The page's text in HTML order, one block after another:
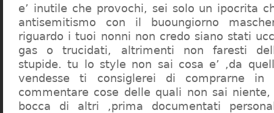
e’ inutile che provochi, sei solo un ipocrita
antisemitismo con il buoungiorno
riguardo i tuoi nonni non credo siano stati
gas o trucidati, altrimenti non faresti
stupide. tu lo style non sai cosa e’ ,da
vendesse ti consiglerei di comprarne in
commentare cose delle quali non sai
bocca di altri ,prima documentati